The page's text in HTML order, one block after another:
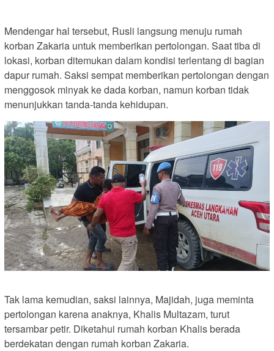
Mendengar hal tersebut, Rusli langsung menuju rumah
korban Zakaria untuk memberikan pertolongan. Saat tiba di
lokasi, korban ditemukan dalam kondisi terlentang di bagian
dapur rumah. Saksi sempat memberikan pertolongan dengan
menggosok minyak ke dada korban, namun korban tidak
menunjukkan tanda-tanda kehidupan.
Tak lama kemudian, saksi lainnya, Majidah, juga meminta
pertolongan karena anaknya, Khalis Multazam, turut
tersambar petir. Diketahui rumah korban Khalis berada
berdekatan dengan rumah korban Zakaria.